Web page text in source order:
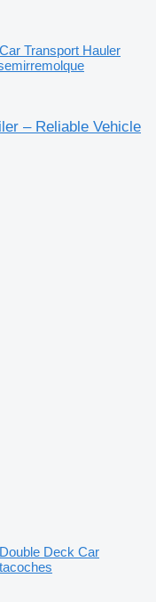
Transport Hauler
– Reliable Vehicle
Deck Car